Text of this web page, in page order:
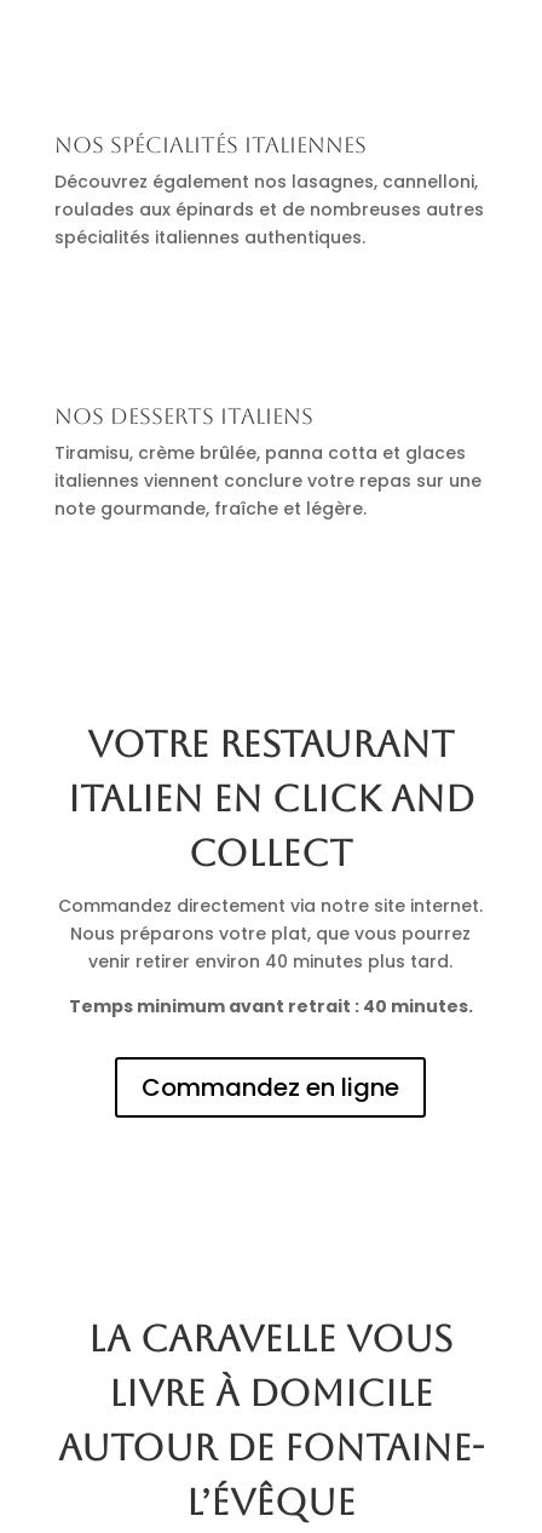
Nos spécialités italiennes
Découvrez également nos lasagnes, cannelloni,
roulades aux épinards et de nombreuses autres
spécialités italiennes authentiques.
Nos desserts italiens
Tiramisu, crème brûlée, panna cotta et glaces
italiennes viennent conclure votre repas sur une
note gourmande, fraîche et légère.
Votre restaurant
italien en click and
collect
Commandez directement via notre site internet.
Nous préparons votre plat, que vous pourrez
venir retirer environ 40 minutes plus tard.
Temps minimum avant retrait : 40 minutes.
Commandez en ligne
La Caravelle vous
livre à domicile
autour de Fontaine-
l’Évêque